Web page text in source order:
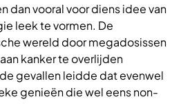
dan vooral voor diens idee van
leek te vormen. De
wereld door megadosissen
kanker te overlijden
gevallen leidde dat evenwel
genieën die wel eens non-